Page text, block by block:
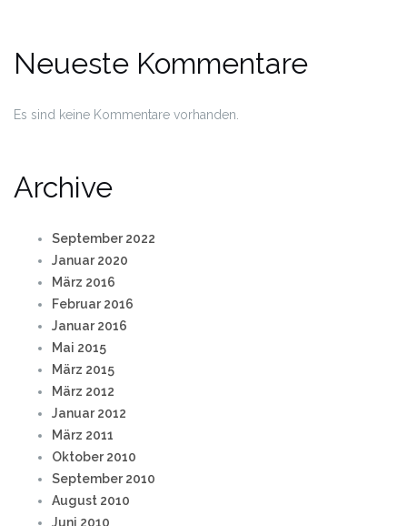
Neueste Kommentare
Es sind keine Kommentare vorhanden.
Archive
September 2022
Januar 2020
März 2016
Februar 2016
Januar 2016
Mai 2015
März 2015
März 2012
Januar 2012
März 2011
Oktober 2010
September 2010
August 2010
Juni 2010